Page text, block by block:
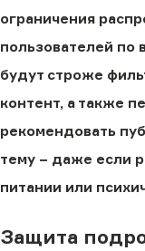
ограничения
пользователей по
будут строже
контент, а также
рекомендовать
тему − даже если
питании или
Защита